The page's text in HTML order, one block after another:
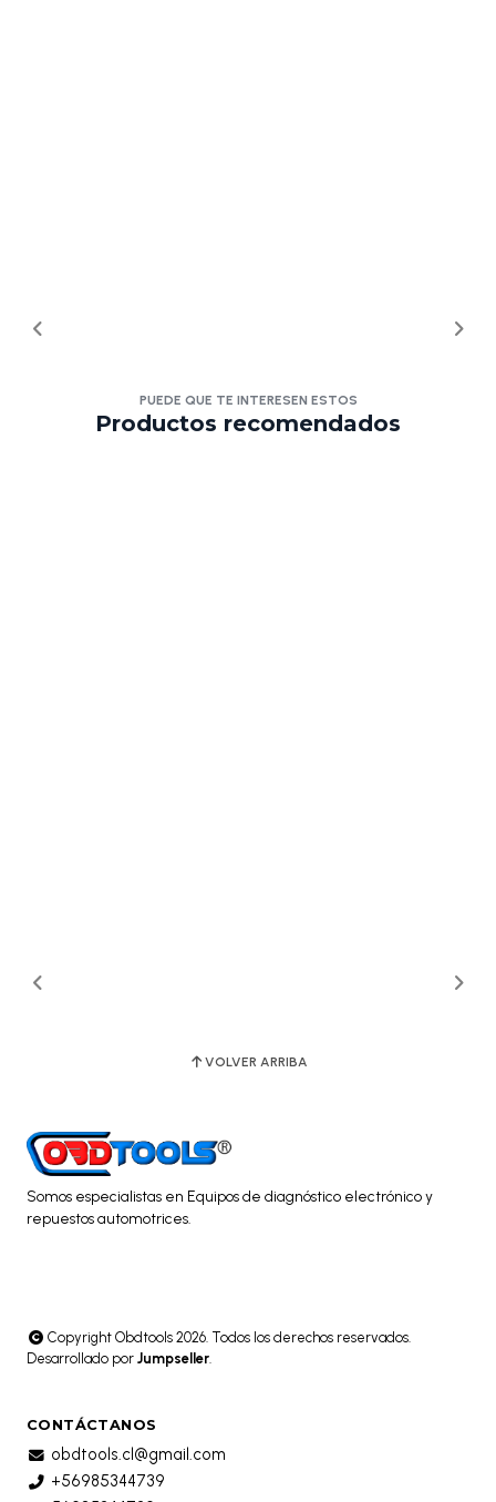
PUEDE QUE TE INTERESEN ESTOS
Productos recomendados
VOLVER ARRIBA
Somos especialistas en Equipos de diagnóstico electrónico y
repuestos automotrices.
Copyright Obdtools 2026. Todos los derechos reservados.
Desarrollado por Jumpseller.
CONTÁCTANOS
obdtools.cl@gmail.com
+56985344739